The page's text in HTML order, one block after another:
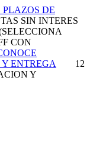
DE
SIN INTERES
CON
ENTREGA
12
Y